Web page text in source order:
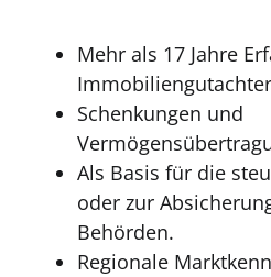
Mehr als 17 Jahre
Schenkungen und
Als Basis für die
oder zur
Behörden.
Regionale